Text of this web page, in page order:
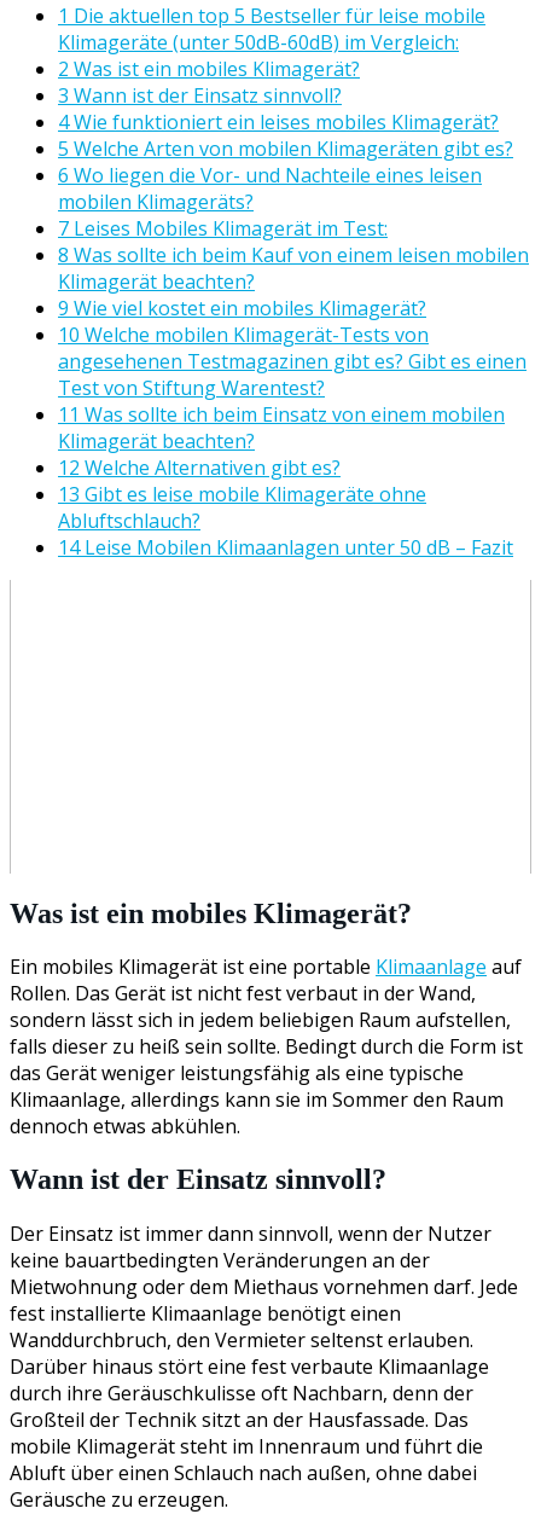
1 Die aktuellen top 5 Bestseller für leise mobile
Klimageräte (unter 50dB-60dB) im Vergleich:
2 Was ist ein mobiles Klimagerät?
3 Wann ist der Einsatz sinnvoll?
4 Wie funktioniert ein leises mobiles Klimagerät?
5 Welche Arten von mobilen Klimageräten gibt es?
6 Wo liegen die Vor- und Nachteile eines leisen
mobilen Klimageräts?
7 Leises Mobiles Klimagerät im Test:
8 Was sollte ich beim Kauf von einem leisen mobilen
Klimagerät beachten?
9 Wie viel kostet ein mobiles Klimagerät?
10 Welche mobilen Klimagerät-Tests von
angesehenen Testmagazinen gibt es? Gibt es einen
Test von Stiftung Warentest?
11 Was sollte ich beim Einsatz von einem mobilen
Klimagerät beachten?
12 Welche Alternativen gibt es?
13 Gibt es leise mobile Klimageräte ohne
Abluftschlauch?
14 Leise Mobilen Klimaanlagen unter 50 dB – Fazit
Was ist ein mobiles Klimagerät?
Ein mobiles Klimagerät ist eine portable Klimaanlage auf
Rollen. Das Gerät ist nicht fest verbaut in der Wand,
sondern lässt sich in jedem beliebigen Raum aufstellen,
falls dieser zu heiß sein sollte. Bedingt durch die Form ist
das Gerät weniger leistungsfähig als eine typische
Klimaanlage, allerdings kann sie im Sommer den Raum
dennoch etwas abkühlen.
Wann ist der Einsatz sinnvoll?
Der Einsatz ist immer dann sinnvoll, wenn der Nutzer
keine bauartbedingten Veränderungen an der
Mietwohnung oder dem Miethaus vornehmen darf. Jede
fest installierte Klimaanlage benötigt einen
Wanddurchbruch, den Vermieter seltenst erlauben.
Darüber hinaus stört eine fest verbaute Klimaanlage
durch ihre Geräuschkulisse oft Nachbarn, denn der
Großteil der Technik sitzt an der Hausfassade. Das
mobile Klimagerät steht im Innenraum und führt die
Abluft über einen Schlauch nach außen, ohne dabei
Geräusche zu erzeugen.